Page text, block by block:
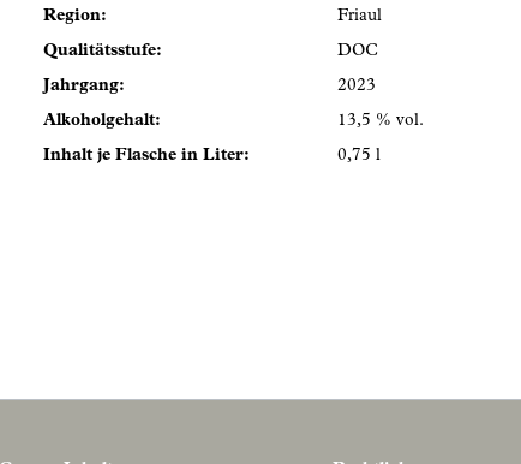
Region: Friaul
Qualitätsstufe: DOC
Jahrgang: 2023
Alkoholgehalt: 13,5 % vol.
Inhalt je Flasche in Liter: 0,75 l